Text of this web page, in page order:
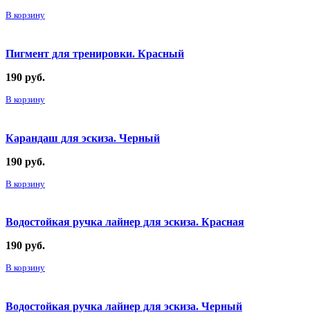
В корзину
Пигмент для тренировки. Красный
190 руб.
В корзину
Карандаш для эскиза. Черный
190 руб.
В корзину
Водостойкая ручка лайнер для эскиза. Красная
190 руб.
В корзину
Водостойкая ручка лайнер для эскиза. Черный